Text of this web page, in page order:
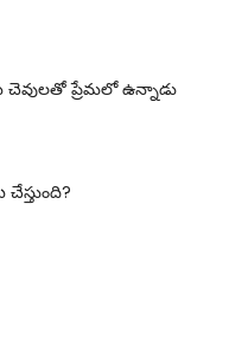
చెవులతో ప్రేమలో ఉన్నాడు